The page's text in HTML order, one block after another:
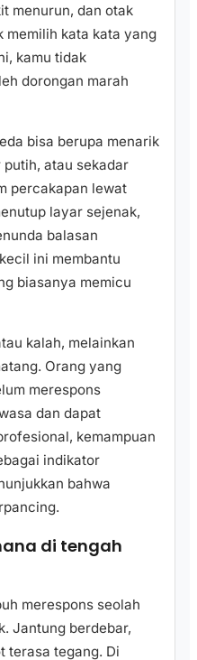
menurun, dan otak
memilih kata kata yang
kamu tidak
dorongan marah
bisa berupa menarik
putih, atau sekadar
percakapan lewat
layar sejenak,
balasan
ini membantu
biasanya memicu
kalah, melainkan
Orang yang
merespons
dan dapat
kemampuan
indikator
bahwa
di tengah
merespons seolah
Jantung berdebar,
terasa tegang. Di